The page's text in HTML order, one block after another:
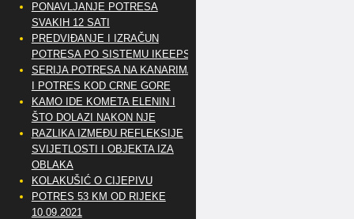
PONAVLJANJE POTRESA
SVAKIH 12 SATI
PREDVIĐANJE I IZRAČUN
POTRESA PO SISTEMU IKEEPS
SERIJA POTRESA NA KANARIMA
I POTRES KOD CRNE GORE
KAMO IDE KOMETA ELENIN I
ŠTO DOLAZI NAKON NJE
RAZLIKA IZMEĐU REFLEKSIJE
SVIJETLOSTI I OBJEKTA IZA
OBLAKA
KOLAKUŠIĆ O CIJEPIVU
POTRES 53 KM OD RIJEKE
10.09.2021